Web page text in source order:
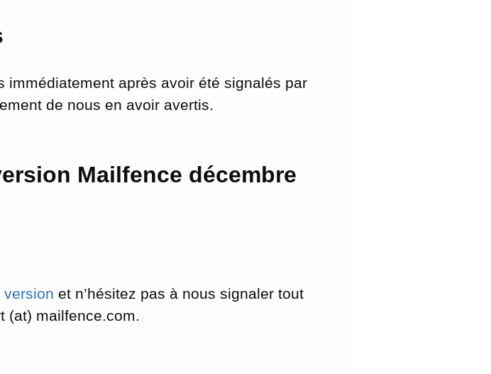
immédiatement après avoir été signalés par
de nous en avoir avertis.
Mailfence décembre
version et n’hésitez pas à nous signaler tout
(at) mailfence.com.